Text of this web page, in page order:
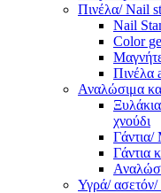
Πινέλα/ Nail
Nail
Color
Πινέλα
Αναλώσιμα
χνούδι
Γάντια
Υγρά/